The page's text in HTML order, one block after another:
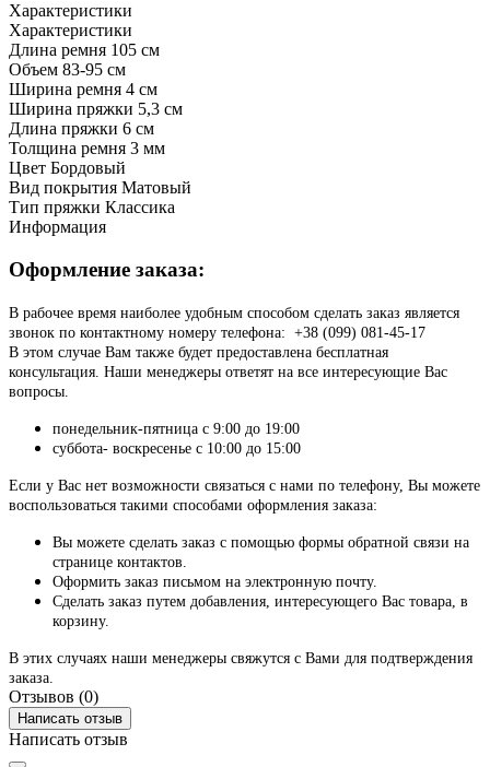
Характеристики
Характеристики
Длина ремня 105 см
Объем 83-95 см
Ширина ремня 4 см
Ширина пряжки 5,3 см
Длина пряжки 6 см
Толщина ремня 3 мм
Цвет Бордовый
Вид покрытия Матовый
Тип пряжки Классика
Информация
Оформление заказа:
В рабочее время наиболее удобным способом сделать заказ является
звонок по контактному номеру телефона: +38 (099) 081-45-17
В этом случае Вам также будет предоставлена бесплатная
консультация. Наши менеджеры ответят на все интересующие Вас
вопросы.
понедельник-пятница с 9:00 до 19:00
суббота- воскресенье с 10:00 до 15:00
Если у Вас нет возможности связаться с нами по телефону, Вы можете
воспользоваться такими способами оформления заказа:
Вы можете сделать заказ с помощью формы обратной связи на
странице контактов.
Оформить заказ письмом на электронную почту.
Сделать заказ путем добавления, интересующего Вас товара, в
корзину.
В этих случаях наши менеджеры свяжутся с Вами для подтверждения
заказа.
Отзывов (0)
Написать отзыв
Написать отзыв